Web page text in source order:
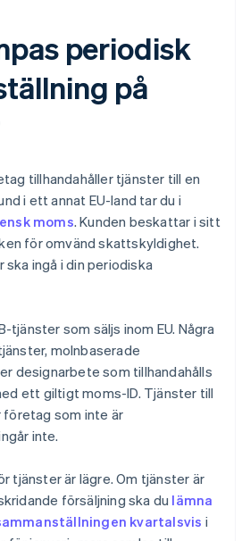
periodisk
på
tillhandahåller tjänster till en
i ett annat EU-land tar du i
moms. Kunden beskattar i sitt
för omvänd skattskyldighet.
ingå i din periodiska
tjänster som säljs inom EU. Några
molnbaserade
designarbete som tillhandahålls
ett giltigt moms-ID. Tjänster till
som inte är
inte.
tjänster är lägre. Om tjänster är
försäljning ska du lämna
kvartalsvis i